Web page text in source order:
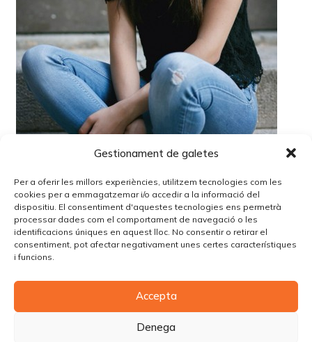
Gestionament de galetes
Per a oferir les millors experiències, utilitzem tecnologies com les
cookies per a emmagatzemar i/o accedir a la informació del
dispositiu. El consentiment d'aquestes tecnologies ens permetrà
processar dades com el comportament de navegació o les
identificacions úniques en aquest lloc. No consentir o retirar el
consentiment, pot afectar negativament unes certes característiques
i funcions.
Accepta
Denega
Lo siento, debes estarconectadopara publicar un
comentario.
© Copyright Piùbella Models Agency
Designed ByCreative Corner Agency
Política de cookies